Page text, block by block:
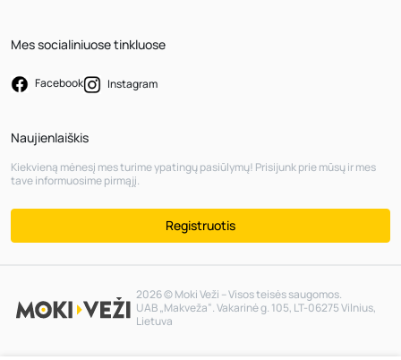
Mes socialiniuose tinkluose
Facebook Instagram
Naujienlaiškis
Kiekvieną mėnesį mes turime ypatingų pasiūlymų! Prisijunk prie mūsų ir mes
tave informuosime pirmąjį.
Registruotis
2026 © Moki Veži – Visos teisės saugomos.
UAB „Makveža“. Vakarinė g. 105, LT-06275 Vilnius,
Lietuva